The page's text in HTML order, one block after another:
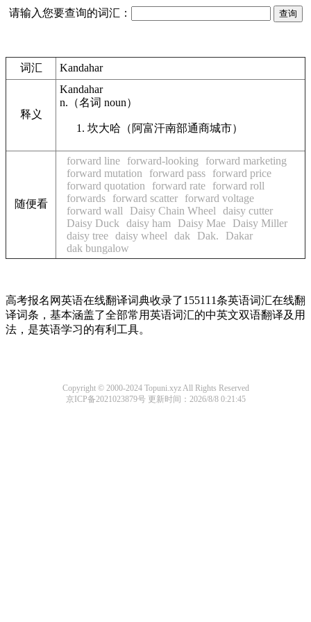
请输入您要查询的词汇：
词汇 Kandahar
释义
Kandahar
n. （名词 noun）
坎大哈（阿富汗南部通商城市）
随便看
forward line forward-looking
forward marketing
forward mutation
forward pass
forward price
forward quotation
forward rate
forward roll
forwards
forward scatter
forward voltage
forward wall
Daisy Chain Wheel
daisy cutter
Daisy Duck
daisy ham Daisy Mae
Daisy Miller
daisy tree daisy wheel dak Dak.
Dakar
dak bungalow
高考报名网英语在线翻译词典收录了155111条英语词汇在线翻
译词条，基本涵盖了全部常用英语词汇的中英文双语翻译及用
法，是英语学习的有利工具。
Copyright © 2000-2024 Topuni.xyz All Rights Reserved
京ICP备2021023879号更新时间：2026/8/8 0:21:45